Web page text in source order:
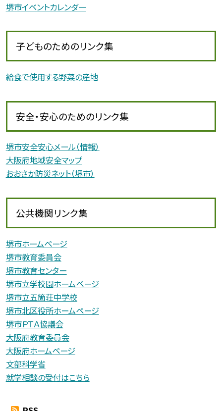
堺市イベントカレンダー
子どものためのリンク集
給食で使用する野菜の産地
安全・安心のためのリンク集
堺市安全安心メール（情報）
大阪府地域安全マップ
おおさか防災ネット（堺市）
公共機関リンク集
堺市ホームページ
堺市教育委員会
堺市教育センター
堺市立学校園ホームページ
堺市立五箇荘中学校
堺市北区役所ホームページ
堺市ＰＴＡ協議会
大阪府教育委員会
大阪府ホームページ
文部科学省
就学相談の受付はこちら